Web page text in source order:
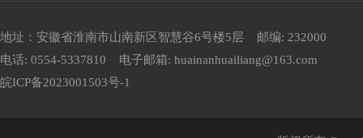
地址：安徽省淮南市山南新区智慧谷6号楼5层 邮编: 232000
电话: 0554-5337810 电子邮箱: huainanhuailiang@163.com
皖ICP备2023001503号-1